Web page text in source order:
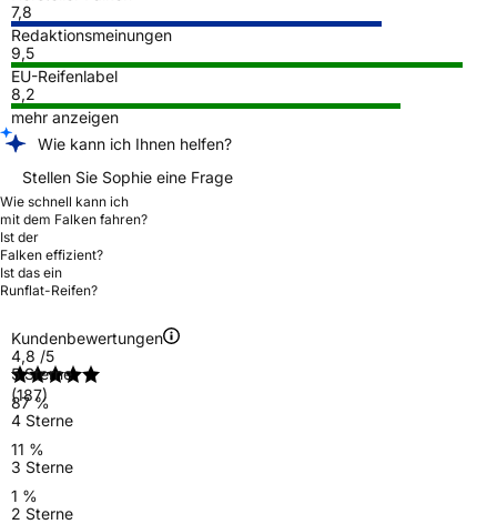
7,8
Redaktionsmeinungen
9,5
EU-Reifenlabel
8,2
mehr anzeigen
Wie kann ich Ihnen helfen?
Stellen Sie Sophie eine Frage
Wie schnell kann ich
mit dem Falken fahren?
Ist der
Falken effizient?
Ist das ein
Runflat-Reifen?
Kundenbewertungen
4,8 /5
(187)
5 Sterne
87 %
4 Sterne
11 %
3 Sterne
1 %
2 Sterne